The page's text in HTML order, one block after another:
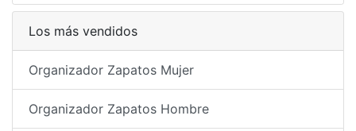
Los más vendidos
Organizador Zapatos Mujer
Organizador Zapatos Hombre